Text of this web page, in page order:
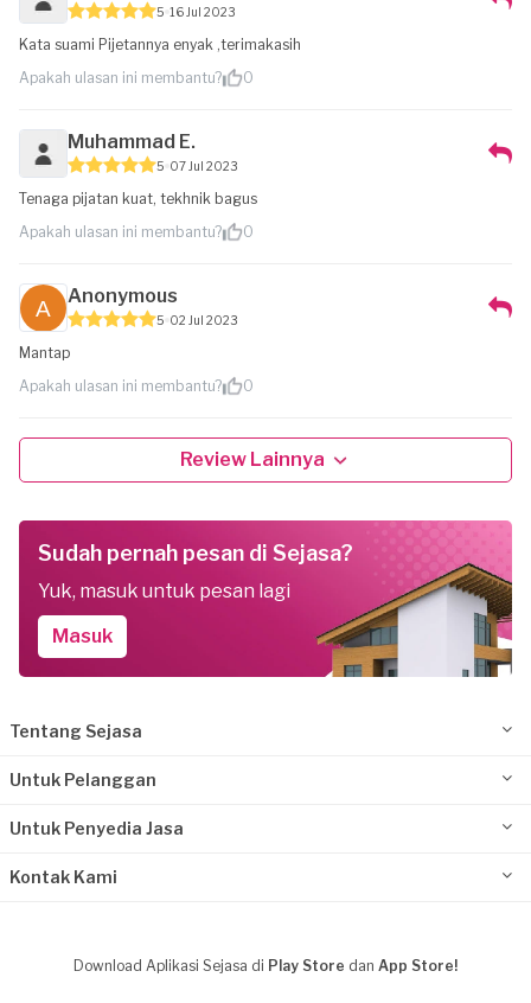
5 16 Jul 2023
Kata suami Pijetannya enyak ,terimakasih
Apakah ulasan ini membantu?
0
Muhammad E.
5 07 Jul 2023
Tenaga pijatan kuat, tekhnik bagus
Apakah ulasan ini membantu?
0
Anonymous
5 02 Jul 2023
Mantap
Apakah ulasan ini membantu?
0
Review Lainnya
Sudah pernah pesan di Sejasa?
Yuk, masuk untuk pesan lagi
Masuk
Tentang Sejasa
Untuk Pelanggan
Untuk Penyedia Jasa
Kontak Kami
Download Aplikasi Sejasa di Play Store dan App Store!